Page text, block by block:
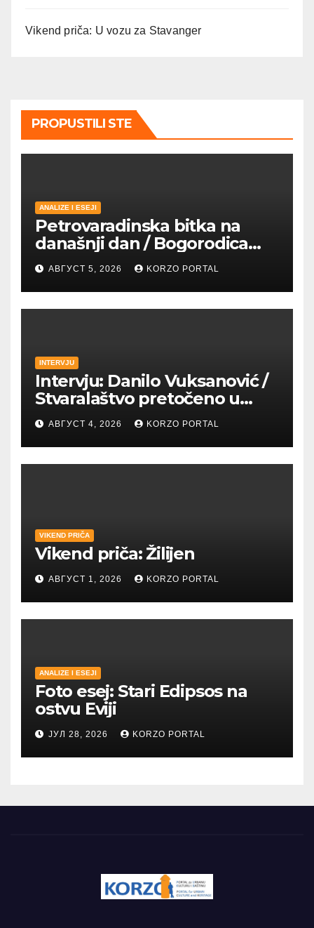
Vikend priča: U vozu za Stavanger
PROPUSTILI STE
ANALIZE I ESEJI
Petrovaradinska bitka na
današnji dan / Bogorodica
pobednica u
petrovaradinskom Podgrađu
АВГУСТ 5, 2026 KORZO PORTAL
INTERVJU
Intervju: Danilo Vuksanović /
Stvaralaštvo pretočeno u
umetnost i reči
АВГУСТ 4, 2026 KORZO PORTAL
VIKEND PRIČA
Vikend priča: Žilijen
АВГУСТ 1, 2026 KORZO PORTAL
ANALIZE I ESEJI
Foto esej: Stari Edipsos na
ostvu Eviji
ЈУЛ 28, 2026 KORZO PORTAL